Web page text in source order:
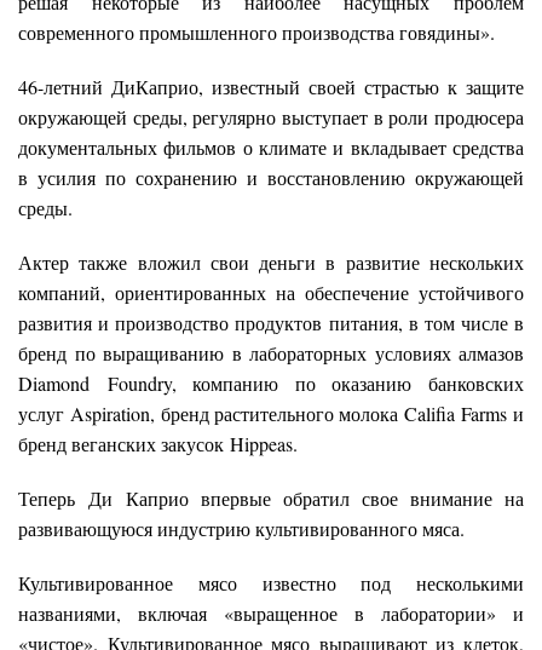
современного промышленного производства говядины».
46-летний ДиКаприо, известный своей страстью к защите
окружающей среды, регулярно выступает в роли продюсера
документальных фильмов о климате и вкладывает средства
в усилия по сохранению и восстановлению окружающей
среды.
Актер также вложил свои деньги в развитие нескольких
компаний, ориентированных на обеспечение устойчивого
развития и производство продуктов питания, в том числе в
бренд по выращиванию в лабораторных условиях алмазов
Diamond Foundry, компанию по оказанию банковских
услуг Aspiration, бренд растительного молока Califia Farms и
бренд веганских закусок Hippeas.
Теперь Ди Каприо впервые обратил свое внимание на
развивающуюся индустрию культивированного мяса.
Культивированное мясо известно под несколькими
названиями, включая «выращенное в лаборатории» и
«чистое». Культивированное мясо выращивают из клеток,